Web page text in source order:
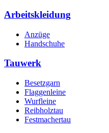
Arbeitskleidung
Anzüge
Handschuhe
Tauwerk
Besetzgarn
Flaggenleine
Wurfleine
Reibholztau
Festmachertau